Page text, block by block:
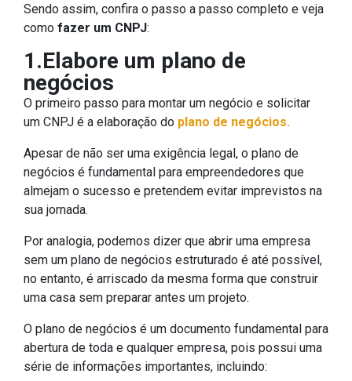
Sendo assim, confira o passo a passo completo e veja
como fazer um CNPJ:
1.Elabore um plano de
negócios
O primeiro passo para montar um negócio e solicitar
um CNPJ é a elaboração do plano de negócios.
Apesar de não ser uma exigência legal, o plano de
negócios é fundamental para empreendedores que
almejam o sucesso e pretendem evitar imprevistos na
sua jornada.
Por analogia, podemos dizer que abrir uma empresa
sem um plano de negócios estruturado é até possível,
no entanto, é arriscado da mesma forma que construir
uma casa sem preparar antes um projeto.
O plano de negócios é um documento fundamental para
abertura de toda e qualquer empresa, pois possui uma
série de informações importantes, incluindo: